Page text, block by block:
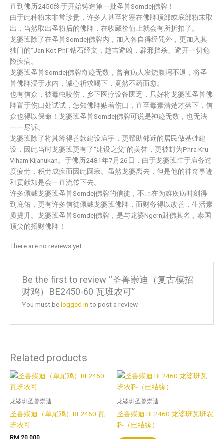
直到佛历2450终于开始铸造第一批圣兽Somdej佛牌！
由于此种粉末非常珍贵，许多人甚至将塞在佛牌顶部或底部粉末取
出，当然取出圣粉后的佛牌，在收藏价值上就会有所折扣了。
龙婆班除了在圣兽Somdej佛牌内，加入各自得经咒外，更加入其
独门的”Jan Kot Phi”钻石经文，趋吉避凶，辟邪挡杀、避开一切危
险疾病。
龙婆班圣兽Somdej佛牌奇迹无数，曾有病人发烧腹泻不退，将圣
兽佛牌浸于水内，诚心祈求喝下，竟然不药而愈。
也有信众，被毒虫咬伤，乡下医疗设备匮乏，只好将龙婆班圣兽佛
牌置于伤口处试试，怎知佛牌贴着伤口，直至毒素清楚才落下，信
众也得以保命！龙婆班圣兽Somdej佛牌可说是神迹无数，也无法
一一尽诉。
龙婆班除了将其筹得善款建设庙宇，更帮助邻近的居民做基础建
设，因此当时龙婆班更有了“建设之父”的美誉，更被封为Phra Kru
Viham Kijanukan。于佛历2481年7月26日，由于龙婆班忙于庙务过
度疲劳，积劳成疾而因此圆寂。虽然龙婆离去，但是他的神奇事迹
和贡献却是会一直流传下去。
许多佩戴龙婆班圣兽Somdej佛牌的信徒，不止在为难疾病时刻得
到庇佑，更有许多信徒佩戴龙婆班佛牌，而财务得以改善，生活素
质提升。龙婆班圣兽Somdej佛牌，是与龙婆Ngern財佛其名，泰国
顶尖的招财佛牌！
There are no reviews yet.
Be the first to review “圣兽崇迪（复古模招
财鸡）BE2450-60 瓦班农可”
You must belogged in to post a review.
Related products
龙婆班圣兽崇迪
圣兽崇迪（单尾鸡）BE2460 瓦
班农可
龙婆班圣兽崇迪
圣兽崇迪 BE2460 龙婆班瓦班农
科（已结缘）